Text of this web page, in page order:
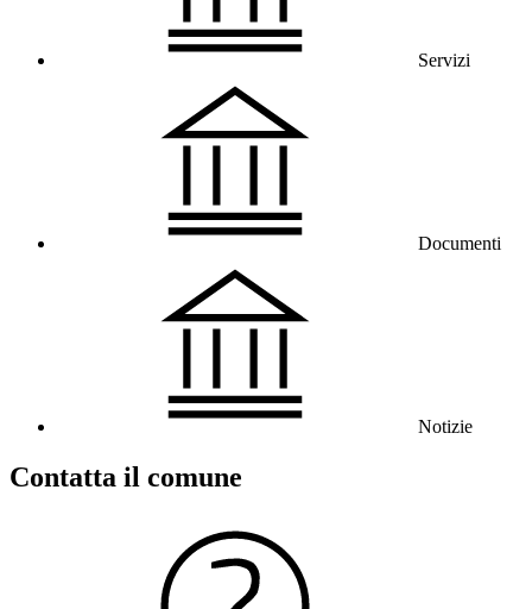
Servizi
Documenti
Notizie
Contatta il comune